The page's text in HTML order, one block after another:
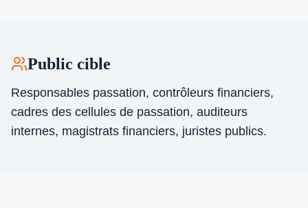
Public cible
Responsables passation, contrôleurs financiers,
cadres des cellules de passation, auditeurs
internes, magistrats financiers, juristes publics.